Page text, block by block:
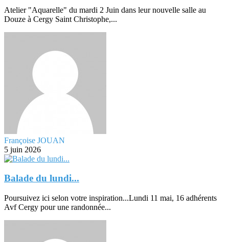
Atelier "Aquarelle" du mardi 2 Juin dans leur nouvelle salle au
Douze à Cergy Saint Christophe,...
Françoise JOUAN
5 juin 2026
Balade du lundi...
Poursuivez ici selon votre inspiration...Lundi 11 mai, 16 adhérents
Avf Cergy pour une randonnée...